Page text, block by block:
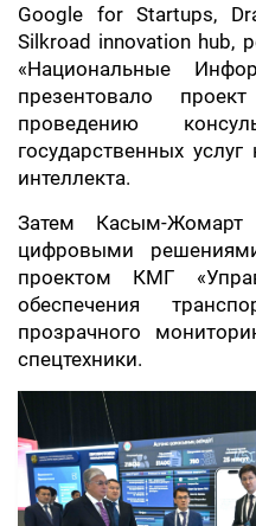
Google for Startups,
Silkroad innovation hub,
«Национальные
презентовало
проведению
государственных
интеллекта.
Затем Касым-
цифровыми
проектом КМГ
обеспечения
прозрачного
спецтехники.